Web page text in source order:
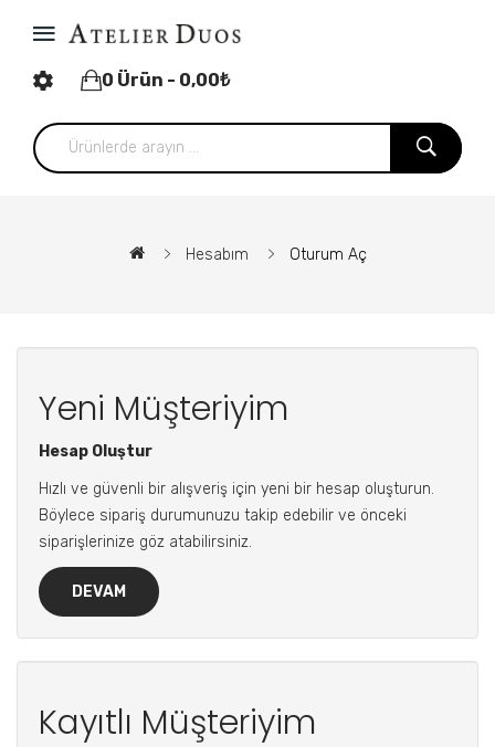
0 Ürün - 0,00₺
Hesabım Oturum Aç
Yeni Müşteriyim
Hesap Oluştur
Hızlı ve güvenli bir alışveriş için yeni bir hesap oluşturun.
Böylece sipariş durumunuzu takip edebilir ve önceki
siparişlerinize göz atabilirsiniz.
DEVAM
Kayıtlı Müşteriyim